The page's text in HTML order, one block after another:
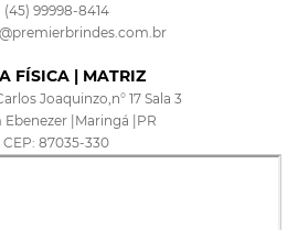
(45) 99998-8414
FÍSICA | MATRIZ
Joaquinzo,n° 17 Sala 3
Ebenezer |Maringá |PR
CEP: 87035-330